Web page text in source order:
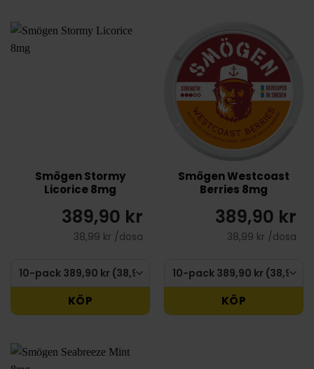
Smögen Stormy
Licorice 8mg
389,90 kr
38,99 kr /dosa
KÖP
Smögen Westcoast
Berries 8mg
389,90 kr
38,99 kr /dosa
KÖP